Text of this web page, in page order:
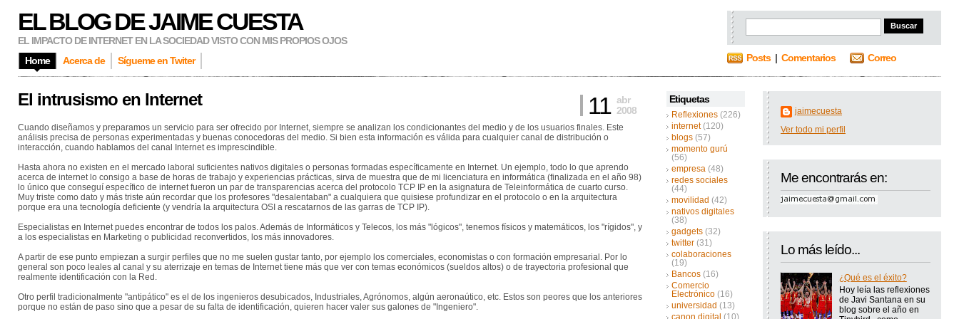
EL BLOG DE JAIME CUESTA
EL IMPACTO DE INTERNET EN LA SOCIEDAD VISTO CON MIS PROPIOS OJOS
Home
Acerca de Sígueme en Twiter Posts| Comentarios Correo
Etiquetas
Reflexiones (226)
internet (120)
blogs (57)
momento gurú
(56)
empresa (48)
redes sociales
(44)
movilidad (42)
nativos digitales
(38)
gadgets (32)
twitter (31)
colaboraciones
(19)
Bancos (16)
Comercio
Electrónico (16)
universidad (13)
canon digital (10)
jaimecuesta
Ver todo mi perfil
Me encontrarás en:
Lo más leído...
¿Qué es el éxito?
Hoy leía las reflexiones
de Javi Santana en su
blog sobre el año en
El intrusismo en Internet 11 abr
2008
Cuando diseñamos y preparamos un servicio para ser ofrecido por Internet, siempre se analizan los condicionantes del medio y de los usuarios finales. Este
análisis precisa de personas experimentadas y buenas conocedoras del medio. Si bien esta información es válida para cualquier canal de distribución o
interacción, cuando hablamos del canal Internet es imprescindible.
Hasta ahora no existen en el mercado laboral suficientes nativos digitales o personas formadas específicamente en Internet. Un ejemplo, todo lo que aprendo
acerca de internet lo consigo a base de horas de trabajo y experiencias prácticas, sirva de muestra que de mi licenciatura en informática (finalizada en el año 98)
lo único que conseguí específico de internet fueron un par de transparencias acerca del protocolo TCP IP en la asignatura de Teleinformática de cuarto curso.
Muy triste como dato y más triste aún recordar que los profesores "desalentaban" a cualquiera que quisiese profundizar en el protocolo o en la arquitectura
porque era una tecnología deficiente (y vendría la arquitectura OSI a rescatarnos de las garras de TCP IP).
Especialistas en Internet puedes encontrar de todos los palos. Además de Informáticos y Telecos, los más "lógicos", tenemos físicos y matemáticos, los "rígidos", y
a los especialistas en Marketing o publicidad reconvertidos, los más innovadores.
A partir de ese punto empiezan a surgir perfiles que no me suelen gustar tanto, por ejemplo los comerciales, economistas o con formación empresarial. Por lo
general son poco leales al canal y su aterrizaje en temas de Internet tiene más que ver con temas económicos (sueldos altos) o de trayectoria profesional que
realmente identificación con la Red.
Otro perfil tradicionalmente "antipático" es el de los ingenieros desubicados, Industriales, Agrónomos, algún aeronaútico, etc. Estos son peores que los anteriores
porque no están de paso sino que a pesar de su falta de identificación, quieren hacer valer sus galones de "Ingeniero".